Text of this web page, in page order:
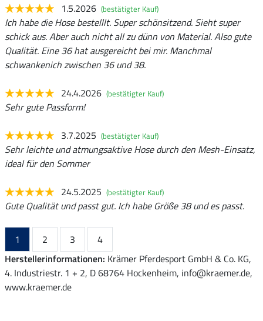
1.5.2026 (bestätigter Kauf)
Ich habe die Hose bestelllt. Super schönsitzend. Sieht super
schick aus. Aber auch nicht all zu dünn von Material. Also gute
Qualität. Eine 36 hat ausgereicht bei mir. Manchmal
schwankenich zwischen 36 und 38.
24.4.2026 (bestätigter Kauf)
Sehr gute Passform!
3.7.2025 (bestätigter Kauf)
Sehr leichte und atmungsaktive Hose durch den Mesh-Einsatz,
ideal für den Sommer
24.5.2025 (bestätigter Kauf)
Gute Qualität und passt gut. Ich habe Größe 38 und es passt.
1 2 3
4
Herstellerinformationen: Krämer Pferdesport GmbH & Co. KG,
4. Industriestr. 1 + 2, D 68764 Hockenheim, info@kraemer.de,
www.kraemer.de